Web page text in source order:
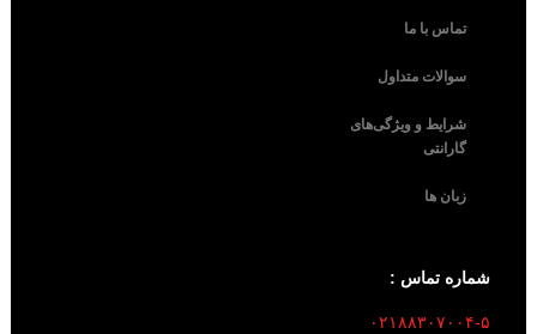
تماس با ما
سوالات متداول
شرایط و ویژگی‌های
گارانتی
زبان ها
شماره تماس :
۰۲۱۸۸۳۰۷۰۰۴-۵